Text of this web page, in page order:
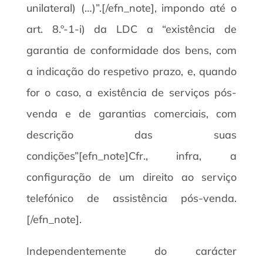
unilateral) (…)”.[/efn_note], impondo até o
art. 8.º-1-i) da LDC a “existência de
garantia de conformidade dos bens, com
a indicação do respetivo prazo, e, quando
for o caso, a existência de serviços pós-
venda e de garantias comerciais, com
descrição das suas
condições”[efn_note]Cfr., infra, a
configuração de um direito ao serviço
telefónico de assistência pós-venda.
[/efn_note].
Independentemente do carácter